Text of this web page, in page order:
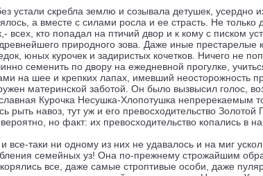
устали скребла землю и созывала детушек, усердно
а вместе с силами росла и ее страсть. Не
всех, кто попадал на птичий двор и к кому с писком
природного зова. Даже иные
юных курочек и задиристых кочетков. Ничего не
семенить по двору на ежедневной прогулке,
на шее и крепких лапах, имевший неосторожность
материнской заботой. Он было вызвысил голос,
славная Курочка Несушка-Хлопотушка
рыть навоз, тут уж и его превосходительство
но факт: их превосходительство копались в
таки ни одному из них не удавалось и на миг
семейных уз! Она по-прежнему строжайшим
все, даже самые строптивые особи, даже